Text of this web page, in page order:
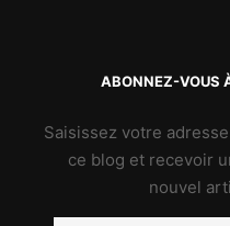
ABONNEZ-VOUS
Saisissez votre
ce blog et recevoir
nouvel